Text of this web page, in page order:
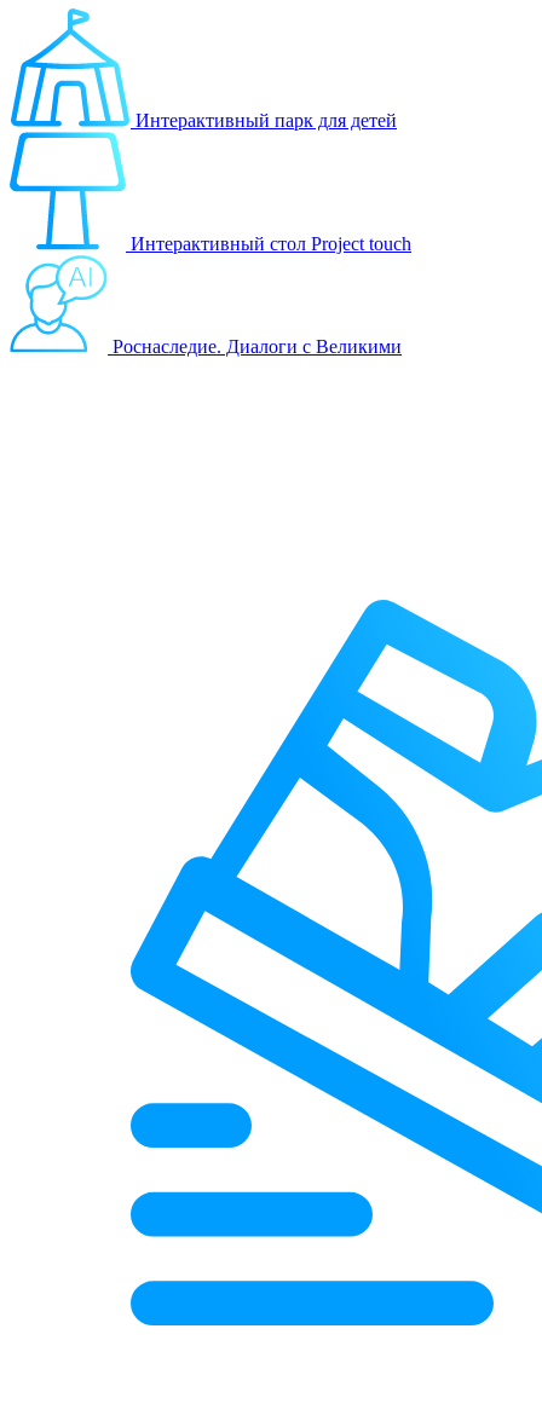
Интерактивный парк для детей
Интерактивный стол Project touch
Роснаследие. Диалоги с Великими